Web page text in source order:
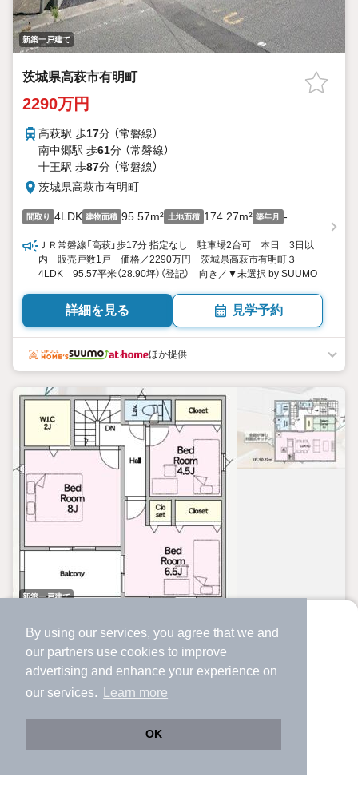
By using our services, you agree that we and
our partners use cookies to improve
advertising and enhance your experience on
our services.
Learn more
OK
より使いやすくなった
アプリで物件探ししませんか？
サクサク動く地図で物件検索
新築一戸建て
茨城県高萩市有明町
2290万円
高萩駅 歩17分 （常磐線）
南中郷駅 歩61分 （常磐線）
十王駅 歩87分 （常磐線）
茨城県高萩市有明町
間取り 4LDK 建物面積 95.57m² 土地面積 174.27m² 築年月 -
ＪＲ常磐線「高萩」歩17分 指定なし 駐車場2台可 本日 3日以
内 販売戸数1戸 価格／2290万円 茨城県高萩市有明町３
4LDK 95.57平米（28.90坪）（登記） 向き／▼未選択 by SUUMO
詳細を見る 見学予約
ほか提供
新築一戸建て
茨城県高萩市大字高萩
1,890万円
高萩駅 歩53
分 （常磐線）
95.58m²
詳細を見る